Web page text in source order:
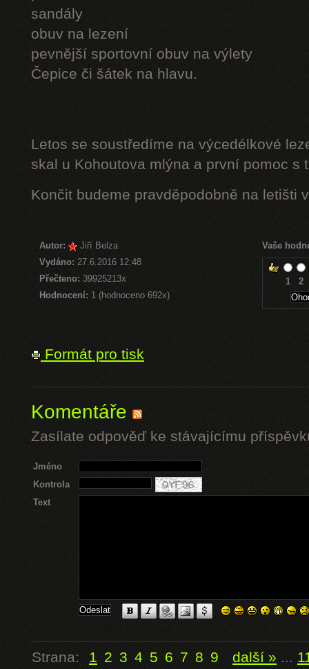
sandály
obuv na lezení
pevnější sportovní obuv na výlety
Čepice či šátek na hlavu.
Letos se soustředíme na výcedélkové
skal u Kohoutova mlýna a první pomoc s
Končit budeme pravděpodobně na letišti
Autor:
Jiří Belza
Vydáno: 27.6.2016 12:48
Přečteno:39925213x
Hodnocení: 1 (hodnoceno 692x)
Vaše
1 2
Formát pro tisk
Komentáře
Zasílate odpověď ke stávajícímu
Jméno
Kontrola
Text
Strana: 1 2 3 4 5 6 7 8 9 další » ...